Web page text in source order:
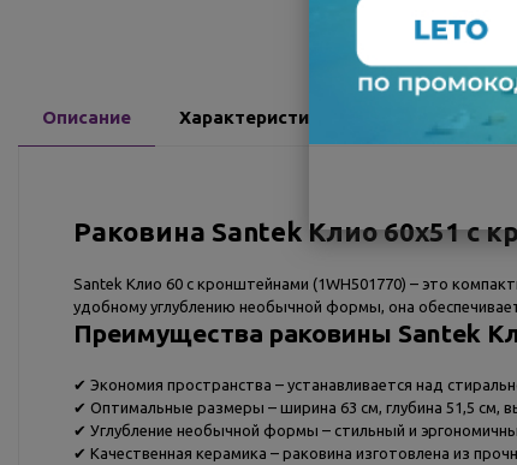
Описание Характеристики
Раковина Santek Клио 60х51 с
Santek Клио 60 с кронштейнами (1WH501770) – это
удобному углублению необычной формы, она
Преимущества раковины Santek
✔ Экономия пространства – устанавливается над
✔ Оптимальные размеры – ширина 63 см, глубина 51,5 см,
✔ Углубление необычной формы – стильный и
✔ Качественная керамика – раковина изготовлена из